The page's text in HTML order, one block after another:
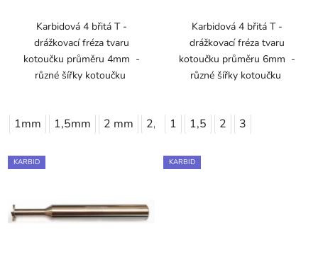
Karbidová 4 břitá T -
drážkovací fréza tvaru
kotoučku průměru 4mm -
různé šířky kotoučku
1mm 1,5mm 2 mm 2,5mm 3 mm
Karbidová 4 břitá T -
drážkovací fréza tvaru
kotoučku průměru 6mm -
různé šířky kotoučku
1 1,5 2 3
KARBID KARBID